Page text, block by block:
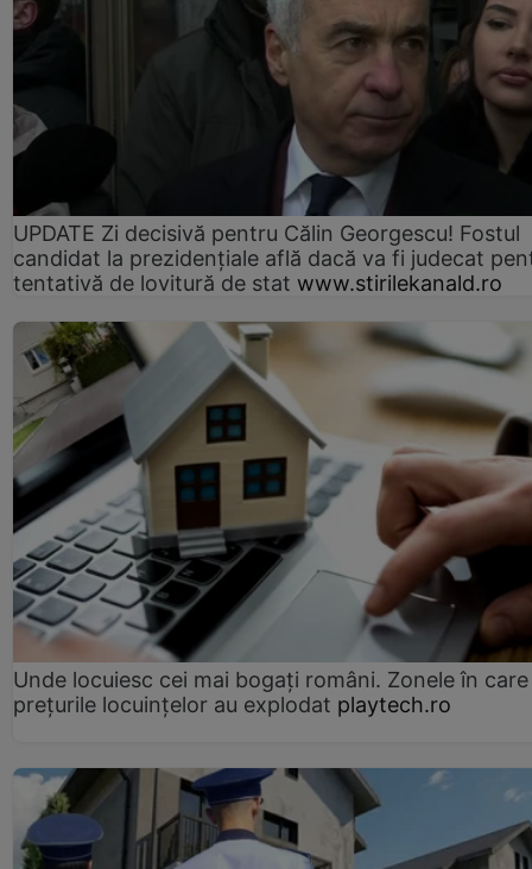
UPDATE Zi decisivă pentru Călin Georgescu! Fostul
candidat la prezidențiale află dacă va fi judecat
tentativă de lovitură de stat www.stirilekanald.ro
Unde locuiesc cei mai bogați români. Zonele în care
prețurile locuințelor au explodat playtech.ro